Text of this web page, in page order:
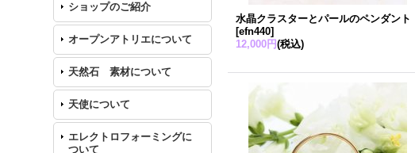
ショップのご紹介
オープンアトリエについて
天然石 素材について
天使について
エレクトロフォーミングに
ついて
水晶クラスターとパールのペンダント
[efn440]
12,000円(税込)